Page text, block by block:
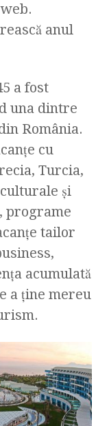
anul
a fost
una dintre
România.
cu
Turcia,
şi
programe
tailor
acumulată
a ţine mereu